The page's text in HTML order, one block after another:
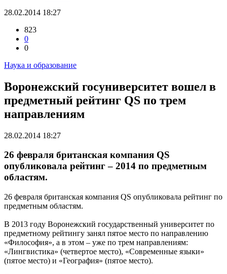
28.02.2014 18:27
823
0
0
Наука и образование
Воронежский госуниверситет вошел в
предметный рейтинг QS по трем
направлениям
28.02.2014 18:27
26 февраля британская компания QS
опубликовала рейтинг – 2014 по предметным
областям.
26 февраля британская компания QS опубликовала рейтинг по
предметным областям.
В 2013 году Воронежский государственный университет по
предметному рейтингу занял пятое место по направлению
«Философия», а в этом – уже по трем направлениям:
«Лингвистика» (четвертое место), «Современные языки»
(пятое место) и «География» (пятое место).